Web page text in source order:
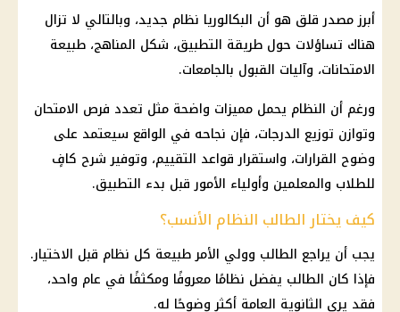
أبرز مصدر قلق هو أن البكالوريا نظام جديد، وبالتالي لا تزال
هناك تساؤلات حول طريقة التطبيق، شكل المناهج، طبيعة
الامتحانات، وآليات القبول بالجامعات.
ورغم أن النظام يحمل مميزات واضحة مثل تعدد فرص الامتحان
وتوازن توزيع الدرجات، فإن نجاحه في الواقع سيعتمد على
وضوح القرارات، واستقرار قواعد التقييم، وتوفير شرح كافٍ
للطلاب والمعلمين وأولياء الأمور قبل بدء التطبيق.
كيف يختار الطالب النظام الأنسب؟
يجب أن يراجع الطالب وولي الأمر طبيعة كل نظام قبل الاختيار.
فإذا كان الطالب يفضل نظامًا معروفًا ومكثفًا في عام واحد،
فقد يرى الثانوية العامة أكثر وضوحًا له.